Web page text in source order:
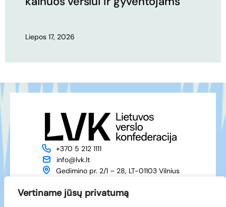
Vertiname jūsų privatumą
Liepos 17, 2026
+370 5 212 1111
info@lvk.lt
Gedimino pr. 2/1 – 28, LT-01103 Vilnius
Naujienos
Renginiai